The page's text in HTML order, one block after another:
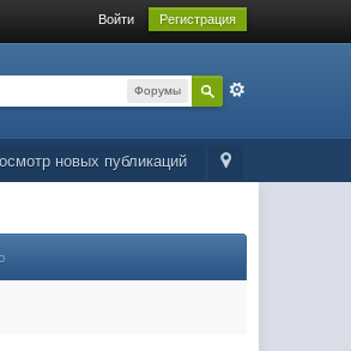
Войти Регистрация
Форумы
новых публикаций